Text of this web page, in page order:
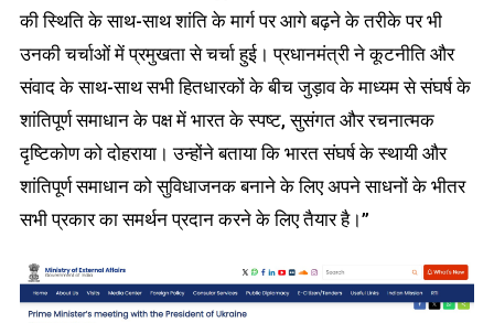
की स्थिति के साथ-साथ शांति के मार्ग पर आगे बढ़ने के तरीके पर भी
उनकी चर्चाओं में प्रमुखता से चर्चा हुई। प्रधानमंत्री ने कूटनीति और
संवाद के साथ-साथ सभी हितधारकों के बीच जुड़ाव के माध्यम से संघर्ष के
शांतिपूर्ण समाधान के पक्ष में भारत के स्पष्ट, सुसंगत और रचनात्मक
दृष्टिकोण को दोहराया। उन्होंने बताया कि भारत संघर्ष के स्थायी और
शांतिपूर्ण समाधान को सुविधाजनक बनाने के लिए अपने साधनों के भीतर
सभी प्रकार का समर्थन प्रदान करने के लिए तैयार है।”